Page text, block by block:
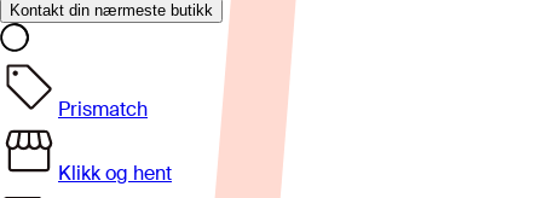
Kontakt din nærmeste butikk
Prismatch
Klikk og hent